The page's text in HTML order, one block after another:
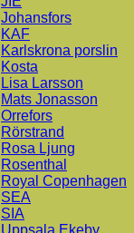
Johansfors
KAF
Karlskrona porslin
Kosta
Lisa Larsson
Mats Jonasson
Orrefors
Rörstrand
Rosa Ljung
Rosenthal
Royal Copenhagen
SEA
SIA
Uppsala Ekeby